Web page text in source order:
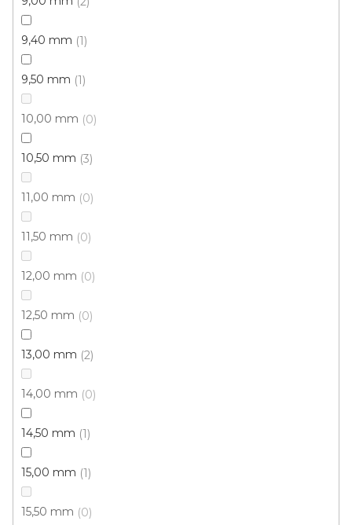
9,40 mm 1
9,50 mm 1
10,00 mm 0
10,50 mm 3
11,00 mm 0
11,50 mm 0
12,00 mm 0
12,50 mm 0
13,00 mm 2
14,00 mm 0
14,50 mm 1
15,00 mm 1
15,50 mm 0
Koberec metráž PRIMAVERA /tex 521
284 Kč/ m2
4 m